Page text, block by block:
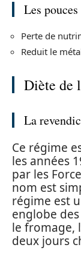
Les
Perte de
Reduit le
Diète de
La
Ce régime
les années
par les
nom est
régime est
englobe
le fromage,
deux jours